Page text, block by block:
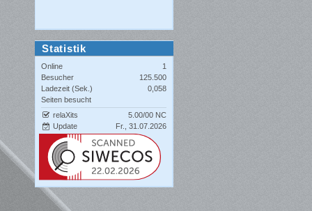
Statistik
Online
1
Besucher
125.500
Ladezeit (Sek.)
0,058
Seiten besucht
relaXits
5.00/00 NC
Update
Fr., 31.07.2026